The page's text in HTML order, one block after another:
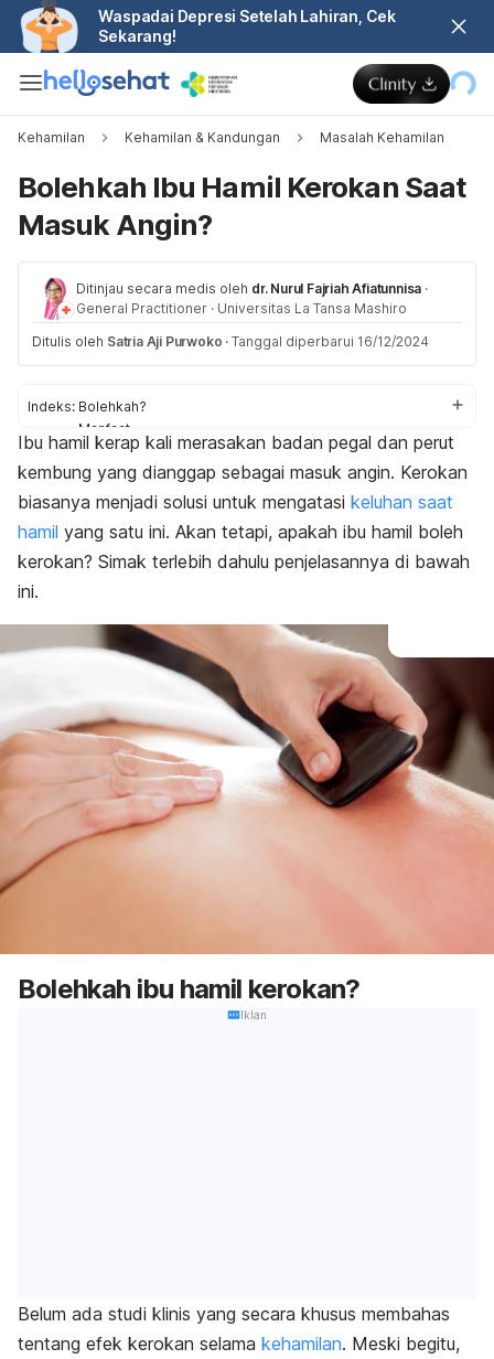
Waspadai Depresi Setelah Lahiran, Cek
Sekarang!
Kehamilan Kehamilan & Kandungan Masalah Kehamilan
Bolehkah Ibu Hamil Kerokan Saat
Masuk Angin?
Ditinjau secara medis oleh dr. Nurul Fajriah Afiatunnisa ·
General Practitioner · Universitas La Tansa Mashiro
Ditulis oleh Satria Aji Purwoko · Tanggal diperbarui 16/12/2024
Indeks: Bolehkah?
Manfaat
Risiko
Kerokan vs pijat
Ibu hamil kerap kali merasakan badan pegal dan perut
kembung yang dianggap sebagai masuk angin. Kerokan
biasanya menjadi solusi untuk mengatasi keluhan saat
hamil yang satu ini. Akan tetapi, apakah ibu hamil boleh
kerokan? Simak terlebih dahulu penjelasannya di bawah
ini.
Bolehkah ibu hamil kerokan?
Iklan
Belum ada studi klinis yang secara khusus membahas
tentang efek kerokan selama kehamilan. Meski begitu,